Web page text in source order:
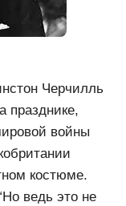
Черчилль
празднике,
войны
костюме.
ведь это не